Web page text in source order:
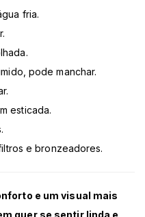
fria.
pode manchar.
esticada.
e bronzeadores.
e um visual mais
quer se sentir linda e